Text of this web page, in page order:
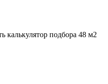
калькулятор подбора 48 м2